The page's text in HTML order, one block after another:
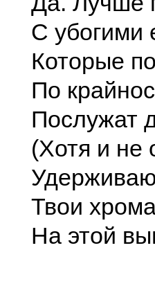
С убогими
Которые
По
Послужат
(Хотя и не
Твои
На этой